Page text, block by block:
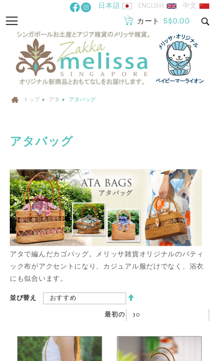
ン
ビ
呼
ぶ
カート S$0.00
日本語 ENGLISH 中文
トップ アタ アタバッグ
アタバッグ
アタで編んだカゴバッグ。メリッサ雑貨オリジナルのバティ
ック布がアクセントになり、カジュアル服だけでなく、浴衣
にも似合います。
並び替え
最初の